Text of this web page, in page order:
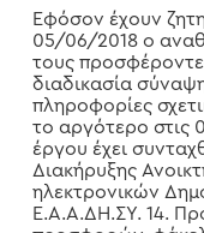
Εφόσον έχουν
05/06/2018 ο
τους
διαδικασία
πληροφορίες
το αργότερο στις
έργου έχει
Διακήρυξης
ηλεκτρονικών
Ε.Α.Α.ΔΗ.ΣΥ. 14.